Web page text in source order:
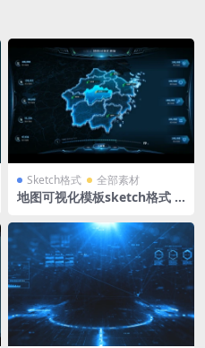
Sketch格式 全部素材
地图可视化模板sketch格式 +
口 导航tab